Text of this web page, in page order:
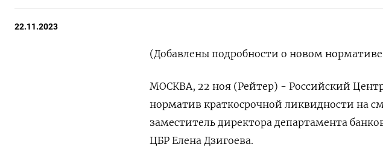
22.11.2023
(Добавлены подробности о новом нормативе
МОСКВА, 22 ноя (Рейтер) - Российский
норматив краткосрочной ликвидности на
заместитель директора департамента
ЦБР Елена Дзигоева.